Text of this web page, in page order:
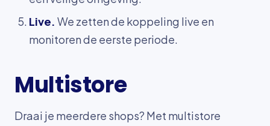
Live. We zetten de koppeling live en
monitoren de eerste periode.
Multistore
Draai je meerdere shops? Met multistore